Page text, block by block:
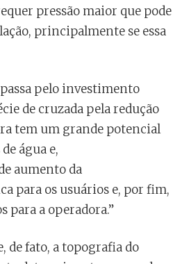
pressão maior que pode
principalmente se essa
pelo investimento
de cruzada pela redução
tem um grande potencial
água e,
aumento da
para os usuários e, por fim,
para a operadora.”
de fato, a topografia do